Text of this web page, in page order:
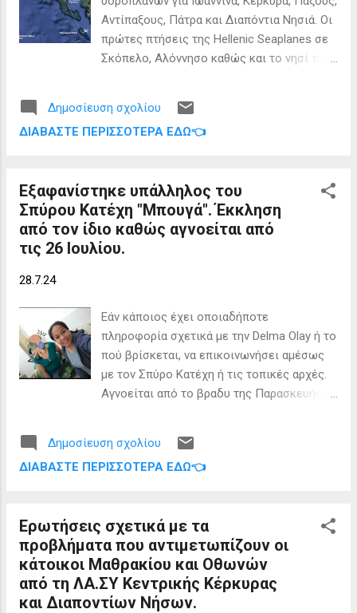
Αντίπαξους, Πάτρα και Διαπόντια Νησιά. Οι
πρώτες πτήσεις της Hellenic Seaplanes σε
Σκόπελο, Αλόννησο καθώς και το νησί της
πτητικό πρόγραμμα περιλάμβανε
δρομολόγια γνωριμίας των επιβατών στη
και σε εκπροσώπους των τοπικών αρχών
να γνωρίσουν τις δυνατότητες και τα
πλεονεκτήματα των υδροπλάνων. Μάλιστα
στις πρώτες πτήσεις επέβαιναν ο
και Διευθύνων Σύμβουλος της εταιρείας, κ.
Νικόλας Χαραλάμπους. Απώτερος στόχος
ήταν η εξοικείωση των πληρωμάτων αλλά
και του επιχειρησιακού προσωπικού της
Hellenic Seaplanes με τους ελληνικούς
σειρά προσθαλασσώσεων και
αποθαλασσώσεων. “Από το 2013
Δημοσίευση σχολίου
ΔΙΑΒΆΣΤΕ ΠΕΡΙΣΣΌΤΕΡΑ ΕΔΏ👈
Εξαφανίστηκε υπάλληλος του
Σπύρου Κατέχη "Μπουγά". Έκκληση
από τον ίδιο καθώς αγνοείται από
τις 26 Ιουλίου.
28.7.24
Εάν κάποιος έχει οποιαδήποτε
πληροφορία σχετικά με την Delma Olay ή το
πού βρίσκεται, να επικοινωνήσει αμέσως
με τον Σπύρο Κατέχη ή τις τοπικές αρχές.
Αγνοείται από το βραδυ της Παρασκευής
social ο Σπύρος Κατέχης ιδιοκτήτης του
Flisvos στην Βλαχέρνα Κανονιού. Η
δηλωθεί και στην αστυνομία. Στην ανάρτησή
του αναφέρει τις εξής πληροφορίες:
Τρέχουσα κατοικία: Κέρκυρα, Ελλάδα
Εθεάθη τελευταία: Ημερομηνία: Τελευταία
εμφάνιση στις 12 το βράδυ Τοποθεσία:
Δημοσίευση σχολίου
ΔΙΑΒΆΣΤΕ ΠΕΡΙΣΣΌΤΕΡΑ ΕΔΏ👈
Ερωτήσεις σχετικά με τα
προβλήματα που αντιμετωπίζουν οι
κάτοικοι Μαθρακίου και Οθωνών
από τη ΛΑ.ΣΥ Κεντρικής Κέρκυρας
και Διαποντίων Νήσων.